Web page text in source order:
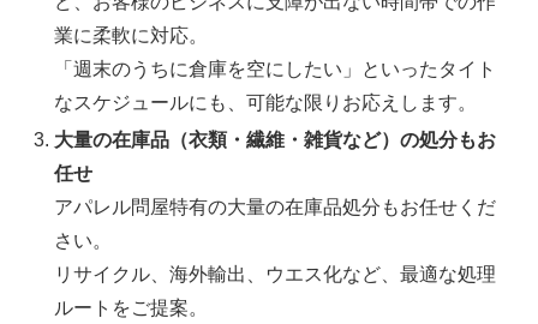
業に柔軟に対応。
「週末のうちに倉庫を空にしたい」といったタイト
なスケジュールにも、可能な限りお応えします。
大量の在庫品（衣類・繊維・雑貨など）の処分もお
任せ
アパレル問屋特有の大量の在庫品処分もお任せくだ
さい。
リサイクル、海外輸出、ウエス化など、最適な処理
ルートをご提案。